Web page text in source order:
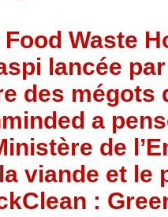
Food Waste
lancée
des mégots
a
de
viande et le
: